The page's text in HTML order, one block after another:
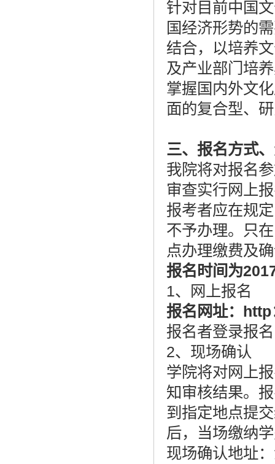
针对目前中国
国经济形势的
结合，以培养
及产业部门培
掌握国内外文
面的复合型、
三、报名方式、
我院将对报名
审查实行网上
报考者应在规
不予办理。只
点办理缴费及
报名时间为
1、网上报名
报名网址： http
报名者登录报
2、现场确认
学院将对网上
知审核结果。
到指定地点提
后，当场缴纳
现场确认地址